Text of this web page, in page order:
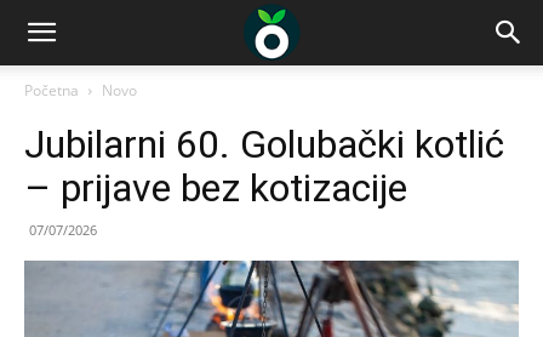
Početna Novo
Jubilarni 60. Golubački kotlić
– prijave bez kotizacije
07/07/2026